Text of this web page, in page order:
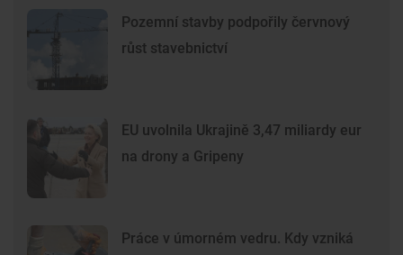
Pozemní stavby podpořily červnový
růst stavebnictví
EU uvolnila Ukrajině 3,47 miliardy eur
na drony a Gripeny
Práce v úmorném vedru. Kdy vzniká